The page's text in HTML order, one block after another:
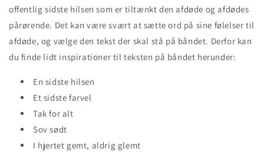
offentlig sidste hilsen som er tiltænkt den afdøde og afdødes
pårørende. Det kan være svært at sætte ord på sine følelser til
afdøde, og vælge den tekst der skal stå på båndet. Derfor kan
du finde lidt inspirationer til teksten på båndet herunder:
En sidste hilsen
Et sidste farvel
Tak for alt
Sov sødt
I hjertet gemt, aldrig glemt